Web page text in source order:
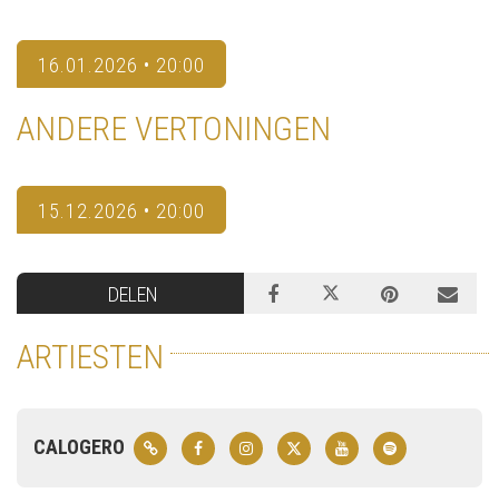
16.01.2026 • 20:00
ANDERE VERTONINGEN
15.12.2026 • 20:00
DELEN
ARTIESTEN
CALOGERO